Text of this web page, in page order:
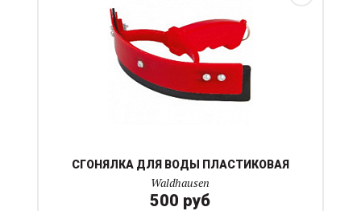
СГОНЯЛКА ДЛЯ ВОДЫ ПЛАСТИКОВАЯ
Waldhausen
500 руб